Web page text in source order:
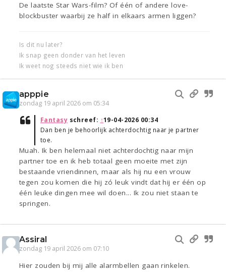
De laatste Star Wars-film? Of één of andere love-
blockbuster waarbij ze half in elkaars armen liggen?
Is dit nu later?
Ik snap geen donder van het leven
Ik weet nog steeds niet wie ik ben
apppie
zondag 19 april 2026 om 05:34
Fantasy schreef: ↑19-04-2026 00:34
Dan ben je behoorlijk achterdochtig naar je partner
toe.
Muah. Ik ben helemaal niet achterdochtig naar mijn
partner toe en ik heb totaal geen moeite met zijn
bestaande vriendinnen, maar als hij nu een vrouw
tegen zou komen die hij zó leuk vindt dat hij er één op
één leuke dingen mee wil doen... Ik zou niet staan te
springen.
Assiral
zondag 19 april 2026 om 07:10
Hier zouden bij mij alle alarmbellen gaan rinkelen.